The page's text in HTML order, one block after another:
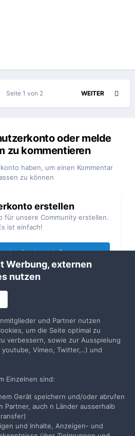
WEITER
Seite 1 von 2
oder melde
zu kommentieren
haben, um einen Kommentar
zu können
erstellen
für unsere Community erstellen.
ist einfach!
erstellen
Melde Dich hier an.
anmelden
Folgen
Werbung, externen
nutzen
und Partner nutzen
um die Seite optimal zu
verbessern, sowie zur Ausspielung
Vimeo, Twitter,..) und
Einzelnen sind:
Gerät speichern und/oder abrufen
Partner, auch n Länder ausserhalb
und Inhalte, Anzeigen- und